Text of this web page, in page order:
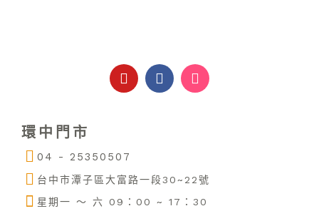
Y
o
u
F
a
c
I
n
s
m
環中門市
04 - 25350507
台中市潭子區大富路一段30~22號
星期一 ～ 六 09：00 ~ 17：30